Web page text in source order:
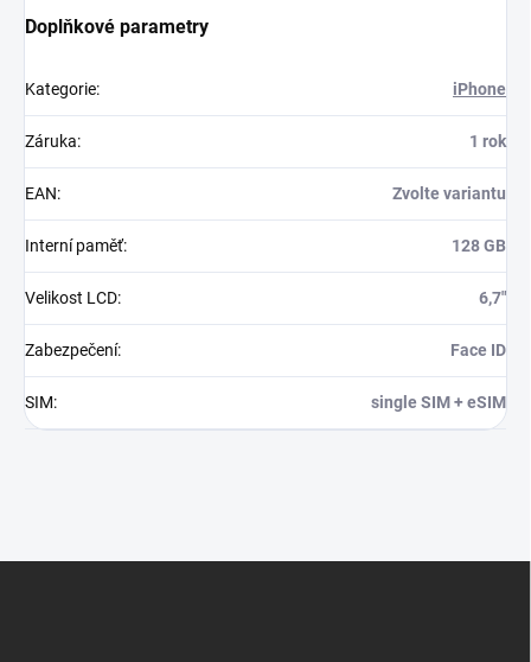
Doplňkové parametry
Kategorie: iPhone
Záruka: 1 rok
EAN: Zvolte variantu
Interní paměť: 128 GB
Velikost LCD: 6,7"
Zabezpečení: Face ID
SIM: single SIM + eSIM